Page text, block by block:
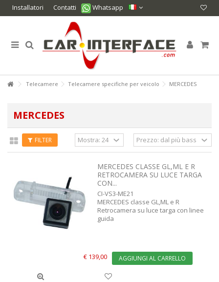
Installatori Contatti Whatsapp
Telecamere Telecamere specifiche per veicolo MERCEDES
MERCEDES
FILTER
MERCEDES CLASSE GL,ML E R
RETROCAMERA SU LUCE TARGA
CON...
CI-VS3-ME21
MERCEDES classe GL,ML e R
Retrocamera su luce targa con linee
guida
€ 139,00 AGGIUNGI AL CARRELLO